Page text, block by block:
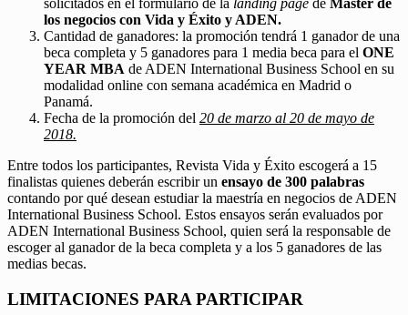
solicitados en el formulario de la landing page de Máster de
los negocios con Vida y Éxito y ADEN.
Cantidad de ganadores: la promoción tendrá 1 ganador de una
beca completa y 5 ganadores para 1 media beca para el ONE
YEAR MBA de ADEN International Business School en su
modalidad online con semana académica en Madrid o
Panamá.
Fecha de la promoción del 20 de marzo al 20 de mayo de
2018.
Entre todos los participantes, Revista Vida y Éxito escogerá a 15
finalistas quienes deberán escribir un ensayo de 300 palabras
contando por qué desean estudiar la maestría en negocios de ADEN
International Business School. Estos ensayos serán evaluados por
ADEN International Business School, quien será la responsable de
escoger al ganador de la beca completa y a los 5 ganadores de las
medias becas.
LIMITACIONES PARA PARTICIPAR